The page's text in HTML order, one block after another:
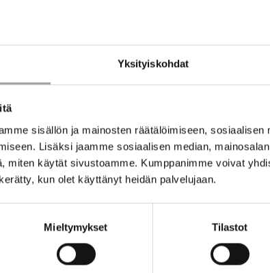
Yksityiskohdat
sisällön ja mainosten räätälöimiseen,
Lisäksi jaamme sosiaalisen median,
miten käytät sivustoamme. Kumppanimme voivat
kun olet käyttänyt heidän palvelujaan.
Mieltymykset Tilastot